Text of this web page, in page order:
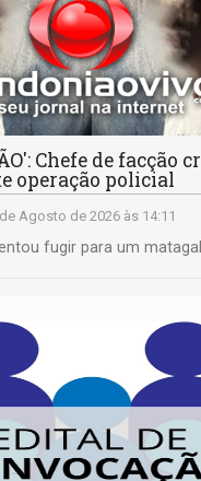
Chefe de facção
operação policial
Agosto de 2026 às 14:11
fugir para um matagal